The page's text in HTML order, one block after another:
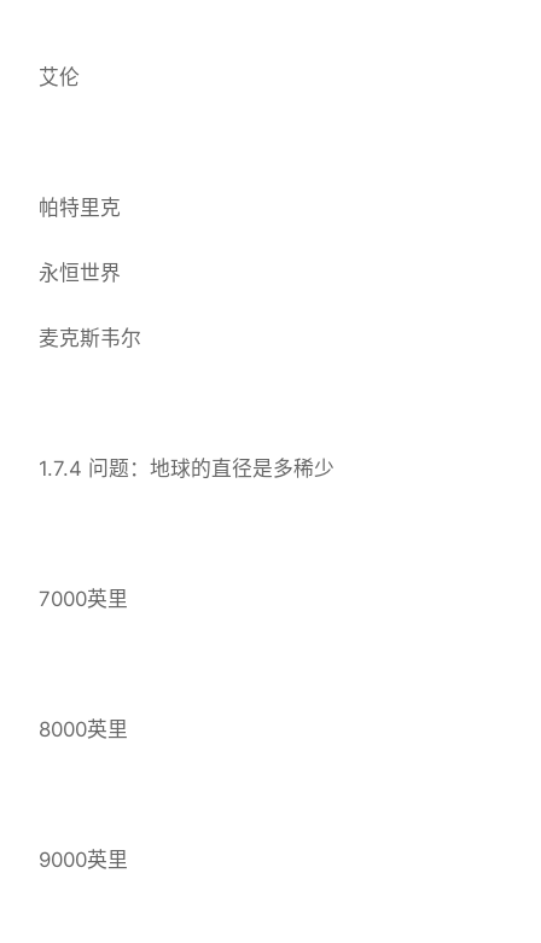
艾伦
帕特里克
永恒世界
麦克斯韦尔
1.7.4 问题：地球的直径是多稀少
7000英里
8000英里
9000英里